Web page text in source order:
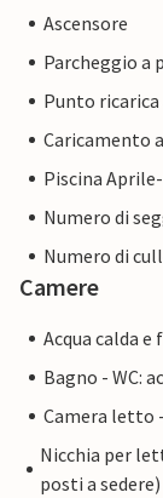
Ascensore
Parcheggio a
Punto
Caricamento
Piscina
Numero di
Numero di
Camere
Acqua calda e
Bagno - WC:
Camera letto
Nicchia per
posti a sedere)